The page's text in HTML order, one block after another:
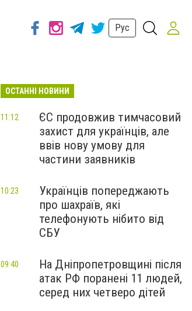
Рус
ОСТАННІ НОВИНИ
ЄС продовжив тимчасовий
захист для українців, але
ввів нову умову для
частини заявників
11:12
Українців попереджають
про шахраїв, які
телефонують нібито від
СБУ
10:23
На Дніпропетровщині після
атак РФ поранені 11 людей,
серед них четверо дітей
09:40